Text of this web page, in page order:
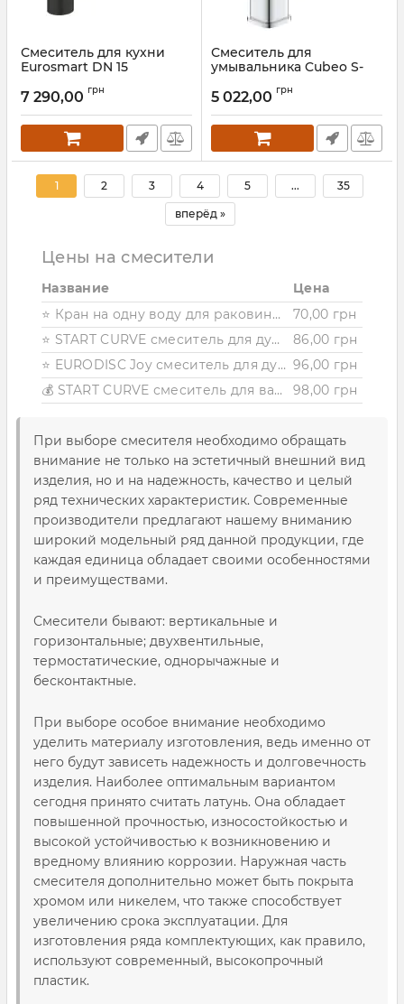
Смеситель для кухни
Eurosmart DN 15
Артикул:332812433
7 290,00 грн
Смеситель для
умывальника Cubeo S-
Артикул:1016990000
5 022,00 грн
1 2 3 4 5 ... 35
вперёд »
Цены на смесители
Название
Цена
⭐ Кран на одну воду для раковины Brinex BW 0221
70,00 грн
⭐ START CURVE смеситель для душа (врезной) комплект
86,00 грн
⭐ EURODISC Joy смеситель для душа, однорычажный, цвет белый 96,00 грн
💰 START CURVE смеситель для ванны (врезной) комплект
98,00 грн
При выборе смесителя необходимо обращать
внимание не только на эстетичный внешний вид
изделия, но и на надежность, качество и целый
ряд технических характеристик. Современные
производители предлагают нашему вниманию
широкий модельный ряд данной продукции, где
каждая единица обладает своими особенностями
и преимуществами.
Смесители бывают: вертикальные и
горизонтальные; двухвентильные,
термостатические, однорычажные и
бесконтактные.
При выборе особое внимание необходимо
уделить материалу изготовления, ведь именно от
него будут зависеть надежность и долговечность
изделия. Наиболее оптимальным вариантом
сегодня принято считать латунь. Она обладает
повышенной прочностью, износостойкостью и
высокой устойчивостью к возникновению и
вредному влиянию коррозии. Наружная часть
смесителя дополнительно может быть покрыта
хромом или никелем, что также способствует
увеличению срока эксплуатации. Для
изготовления ряда комплектующих, как правило,
используют современный, высокопрочный
пластик.